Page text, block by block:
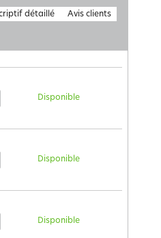
détaillé Avis clients
Disponible
Disponible
Disponible